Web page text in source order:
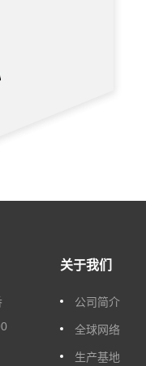
关于我们
公司简介
全球网络
生产基地